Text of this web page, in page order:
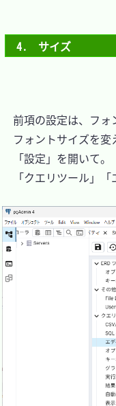
4.　サイズ
前項の設定は、フォ
フォントサイズを変
「設定」を開いて。
「クエリツール」「